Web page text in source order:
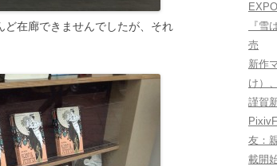
在廊できませんでしたが、それ
『雪
売
新作
け）
謹賀
友：
載開